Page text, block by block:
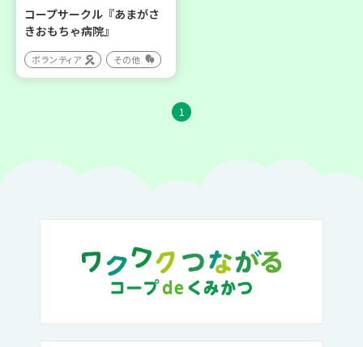
コープサークル『あまがさ
きおもちゃ病院』
ボランティア その他
1